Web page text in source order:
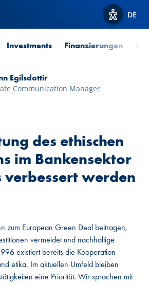
Optionen
DE
Investments Finanzierungen
Egilsdottir
Communication Manager
des ethischen
im Bankensektor
verbessert werden
zum European Green Deal beitragen,
vermeidet und nachhaltige
existiert bereits die Kooperation
etika. Im aktuellen Umfeld bleiben
eine Priorität. Wir sprachen mit